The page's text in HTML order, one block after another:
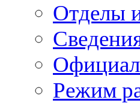
Отделы
Режим